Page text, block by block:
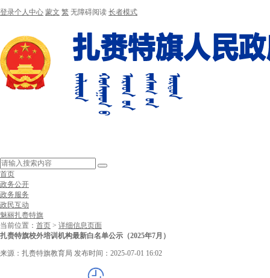
登录个人中心 蒙文 繁 无障碍阅读 长者模式
首页
政务公开
政务服务
政民互动
魅丽扎赉特旗
当前位置： 首页 > 详细信息页面
扎赉特旗校外培训机构最新白名单公示（2025年7月）
来源：扎赉特旗教育局 发布时间：2025-07-01 16:02